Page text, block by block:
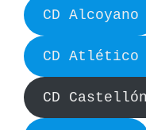
CD Alcoyano
CD Atlético
CD